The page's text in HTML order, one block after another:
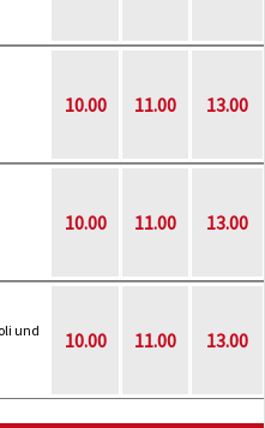
10.00 11.00 13.00
10.00 11.00 13.00
und
10.00 11.00 13.00